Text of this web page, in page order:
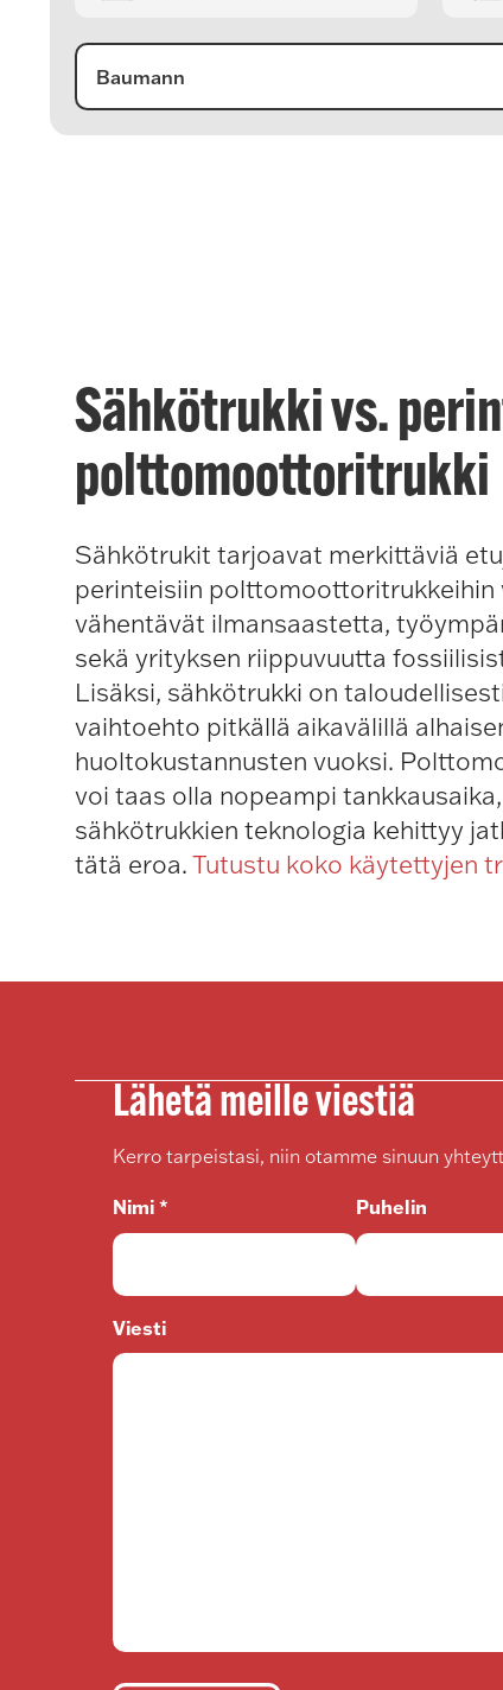
Baumann
Sähkötrukki vs.
polttomoottoritrukki
Sähkötrukit tarjoavat merkittäviä
perinteisiin polttomoottoritrukkeihin
vähentävät ilmansaastetta,
sekä yrityksen riippuvuutta
Lisäksi, sähkötrukki on
vaihtoehto pitkällä aikavälillä
huoltokustannusten vuoksi.
voi taas olla nopeampi
sähkötrukkien teknologia kehittyy
tätä eroa.Tutustu koko käytettyjen
Lähetä meille viestiä
Kerro tarpeistasi, niin otamme sinuun
Nimi * Puhelin
Viesti